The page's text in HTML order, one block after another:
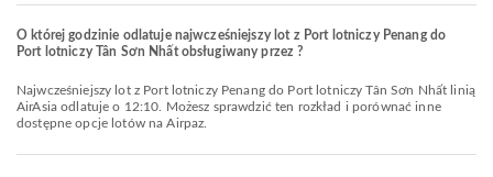
O której godzinie odlatuje najwcześniejszy lot z Port lotniczy Penang do
Port lotniczy Tân Sơn Nhất obsługiwany przez ?
Najwcześniejszy lot z Port lotniczy Penang do Port lotniczy Tân Sơn Nhất linią
AirAsia odlatuje o 12:10. Możesz sprawdzić ten rozkład i porównać inne
dostępne opcje lotów na Airpaz.